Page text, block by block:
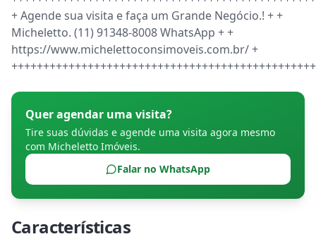
+ Agende sua visita e faça um Grande Negócio.! + +
Micheletto. (11) 91348-8008 WhatsApp + +
https://www.michelettoconsimoveis.com.br/ +
Quer agendar uma visita?
Tire suas dúvidas e agende uma visita agora mesmo
com Micheletto Imóveis.
Falar no WhatsApp
Características